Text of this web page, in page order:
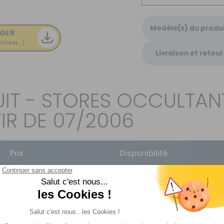
Modèle(s) du
Livraison et retour
- STORES
DE 07/2006
Prix Disponibilité
TTC
Livraison à Domicile
DISPONIBLE EN LIVRAISON :